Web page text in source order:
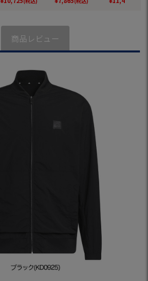
ア ゴルフ 2026春夏
フ 2026春夏モデル
夏モデル
商品レビュー